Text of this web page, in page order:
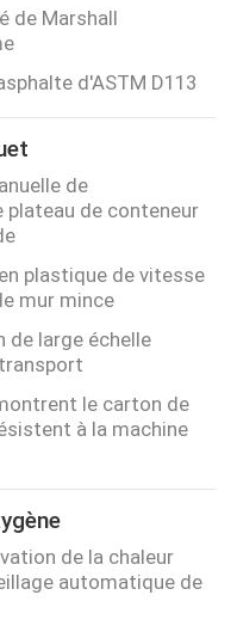
de Marshall
d'ASTM D113
de
de conteneur
plastique de vitesse
mur mince
de large échelle
le carton de
à la machine
de la chaleur
automatique de